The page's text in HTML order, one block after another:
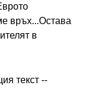
връх...Остава
в
текст --